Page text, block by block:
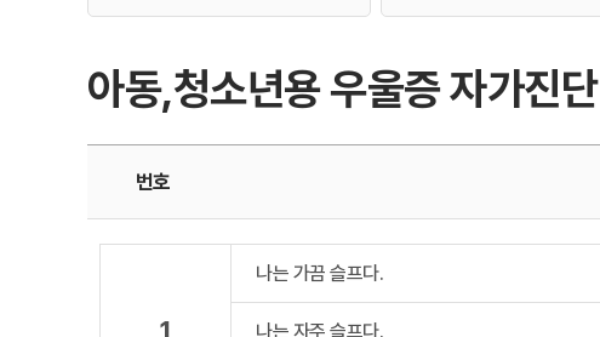
아동,청소년용 우울증 자가진단
번호
나는 가끔 슬프다.
나는 자주 슬프다.